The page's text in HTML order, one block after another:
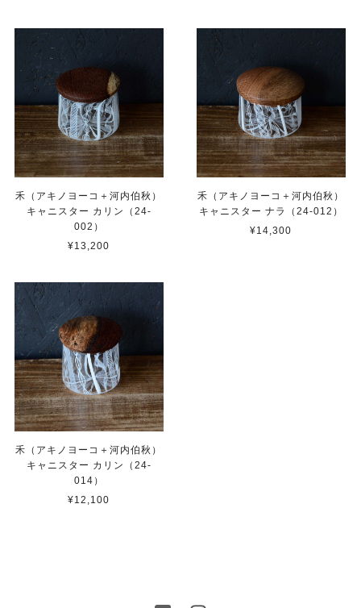
禾（アキノヨーコ＋河内伯秋）
キャニスター カリン（24-
002）
¥13,200
禾（アキノヨーコ＋河内伯秋）
キャニスター ナラ（24-012）
¥14,300
禾（アキノヨーコ＋河内伯秋）
キャニスター カリン（24-
014）
¥12,100